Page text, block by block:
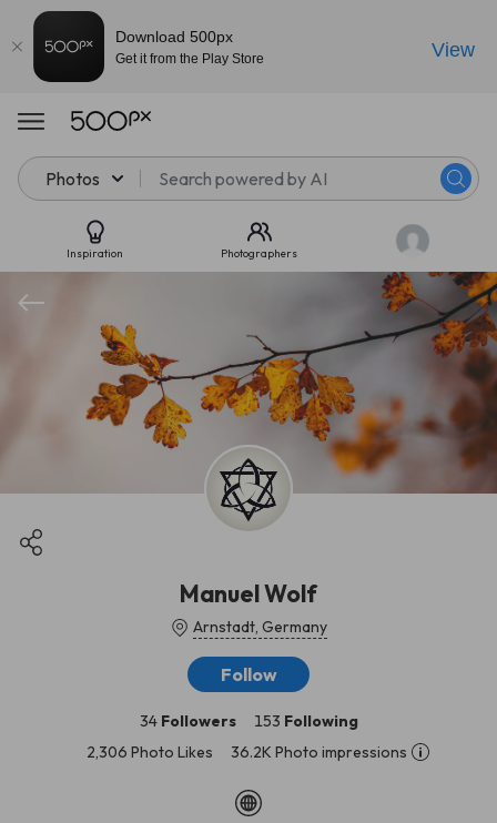
Photos
Inspiration Photographers
Manuel Wolf
Arnstadt, Germany
Follow
34 Followers 153 Following
2,306 Photo Likes
36.2K Photo impressions
Download 500px
Get it from the Play Store View